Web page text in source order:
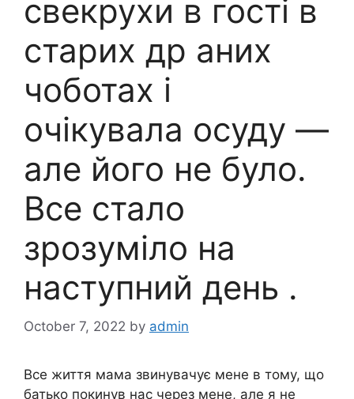
свекрухи в гості в
старих др аних
чоботах і
очікувала осуду —
але його не було.
Все стало
зрозуміло на
наступний день .
October 7, 2022 by admin
Все життя мама звинувачує мене в тому, що
батько покинув нас через мене, але я не